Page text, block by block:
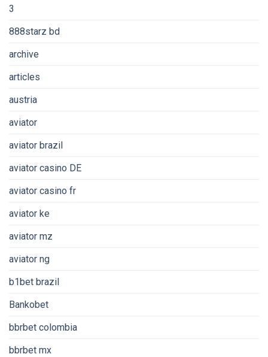
3
888starz bd
archive
articles
austria
aviator
aviator brazil
aviator casino DE
aviator casino fr
aviator ke
aviator mz
aviator ng
b1bet brazil
Bankobet
bbrbet colombia
bbrbet mx